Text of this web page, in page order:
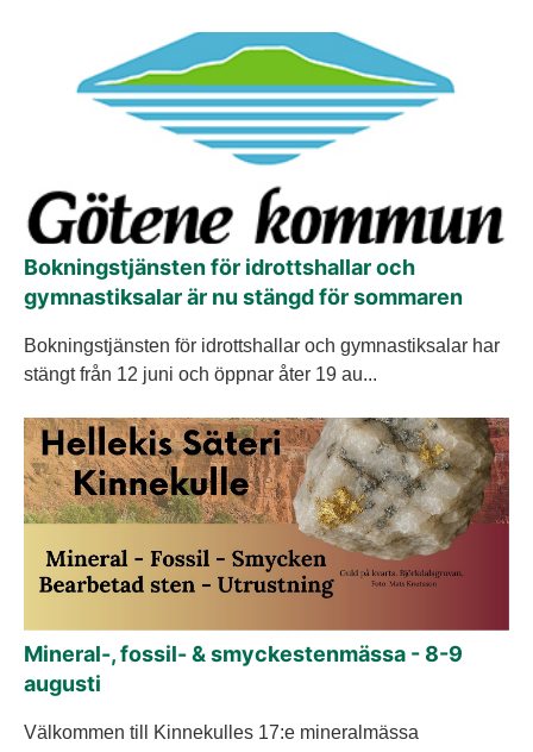
Bokningstjänsten för idrottshallar och
gymnastiksalar är nu stängd för sommaren
Bokningstjänsten för idrottshallar och gymnastiksalar har
stängt från 12 juni och öppnar åter 19 au...
Mineral-, fossil- & smyckestenmässa - 8-9
augusti
Välkommen till Kinnekulles 17:e mineralmässa